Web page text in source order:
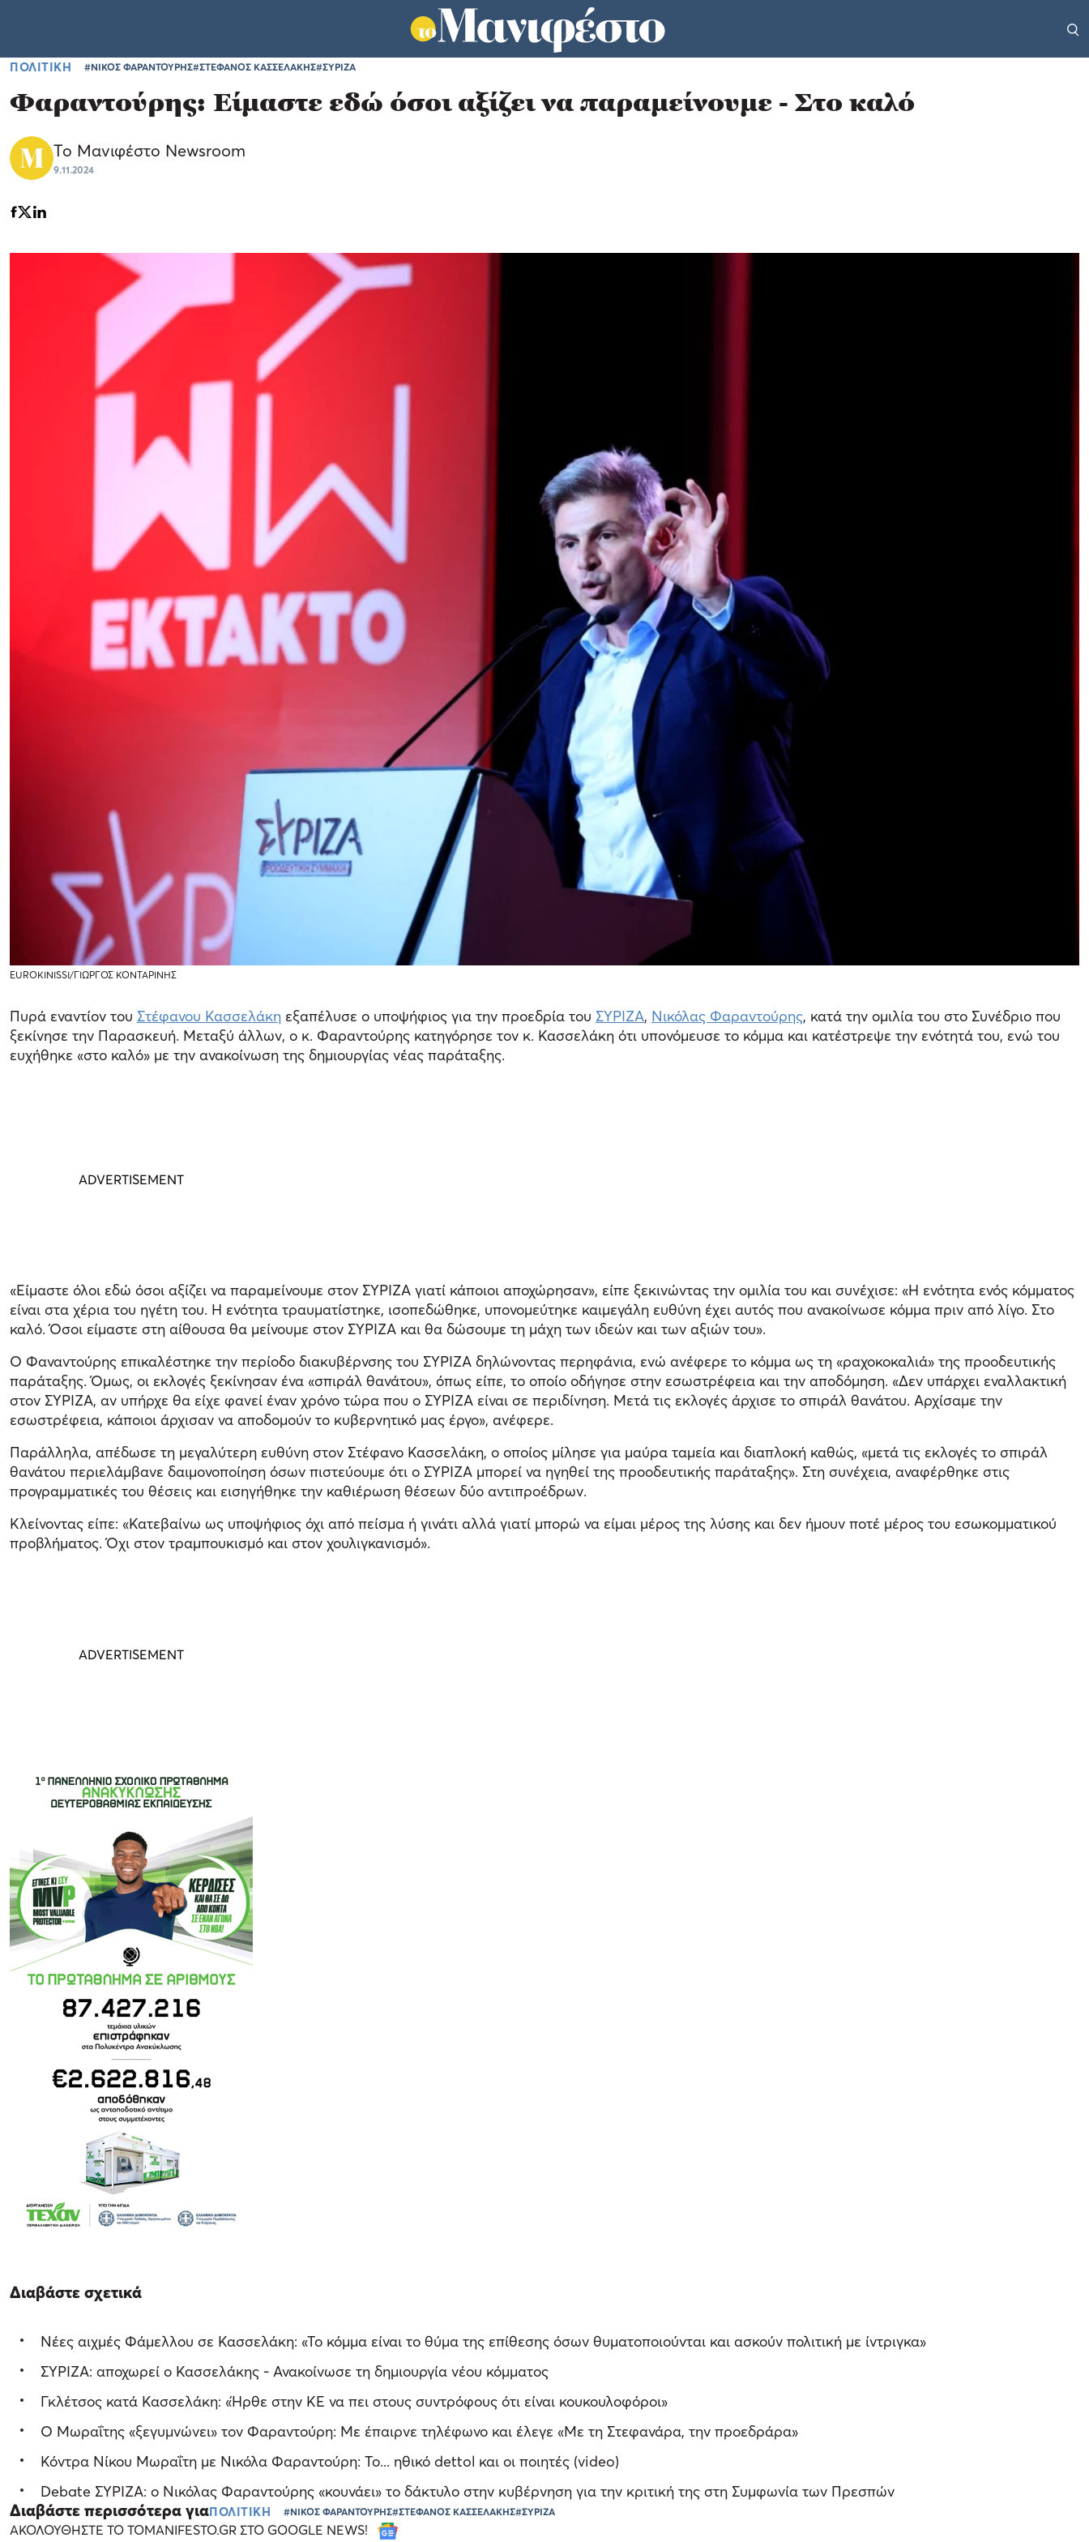
ΠΟΛΙΤΙΚΗ #ΝΙΚΟΣ ΦΑΡΑΝΤΟΥΡΗΣ#ΣΤΕΦΑΝΟΣ ΚΑΣΣΕΛΑΚΗΣ#ΣΥΡΙΖΑ
Φαραντούρης: Είμαστε εδώ όσοι αξίζει να παραμείνουμε - Στο καλό
Το Μανιφέστο Newsroom
9.11.2024
EUROKINISSI/ΓΙΩΡΓΟΣ ΚΟΝΤΑΡΙΝΗΣ
Πυρά εναντίον του Στέφανου Κασσελάκη εξαπέλυσε ο υποψήφιος για την προεδρία του ΣΥΡΙΖΑ, Νικόλας Φαραντούρης, κατά την ομιλία του στο Συνέδριο που
ξεκίνησε την Παρασκευή. Μεταξύ άλλων, ο κ. Φαραντούρης κατηγόρησε τον κ. Κασσελάκη ότι υπονόμευσε το κόμμα και κατέστρεψε την ενότητά του, ενώ του
ευχήθηκε «στο καλό» με την ανακοίνωση της δημιουργίας νέας παράταξης.
«Είμαστε όλοι εδώ όσοι αξίζει να παραμείνουμε στον ΣΥΡΙΖΑ γιατί κάποιοι αποχώρησαν», είπε ξεκινώντας την ομιλία του και συνέχισε: «Η ενότητα ενός κόμματος
είναι στα χέρια του ηγέτη του. Η ενότητα τραυματίστηκε, ισοπεδώθηκε, υπονομεύτηκε καιμεγάλη ευθύνη έχει αυτός που ανακοίνωσε κόμμα πριν από λίγο. Στο
καλό. Όσοι είμαστε στη αίθουσα θα μείνουμε στον ΣΥΡΙΖΑ και θα δώσουμε τη μάχη των ιδεών και των αξιών του».
Ο Φαναντούρης επικαλέστηκε την περίοδο διακυβέρνσης του ΣΥΡΙΖΑ δηλώνοντας περηφάνια, ενώ ανέφερε το κόμμα ως τη «ραχοκοκαλιά» της προοδευτικής
παράταξης. Όμως, οι εκλογές ξεκίνησαν ένα «σπιράλ θανάτου», όπως είπε, το οποίο οδήγησε στην εσωστρέφεια και την αποδόμηση. «Δεν υπάρχει εναλλακτική
στον ΣΥΡΙΖΑ, αν υπήρχε θα είχε φανεί έναν χρόνο τώρα που ο ΣΥΡΙΖΑ είναι σε περιδίνηση. Μετά τις εκλογές άρχισε το σπιράλ θανάτου. Αρχίσαμε την
εσωστρέφεια, κάποιοι άρχισαν να αποδομούν το κυβερνητικό μας έργο», ανέφερε.
Παράλληλα, απέδωσε τη μεγαλύτερη ευθύνη στον Στέφανο Κασσελάκη, ο οποίος μίλησε για μαύρα ταμεία και διαπλοκή καθώς, «μετά τις εκλογές το σπιράλ
θανάτου περιελάμβανε δαιμονοποίηση όσων πιστεύουμε ότι ο ΣΥΡΙΖΑ μπορεί να ηγηθεί της προοδευτικής παράταξης». Στη συνέχεια, αναφέρθηκε στις
προγραμματικές του θέσεις και εισηγήθηκε την καθιέρωση θέσεων δύο αντιπροέδρων.
Κλείνοντας είπε: «Κατεβαίνω ως υποψήφιος όχι από πείσμα ή γινάτι αλλά γιατί μπορώ να είμαι μέρος της λύσης και δεν ήμουν ποτέ μέρος του εσωκομματικού
προβλήματος. Όχι στον τραμπουκισμό και στον χουλιγκανισμό».
Διαβάστε σχετικά
Νέες αιχμές Φάμελλου σε Κασσελάκη: «Το κόμμα είναι το θύμα της επίθεσης όσων θυματοποιούνται και ασκούν πολιτική με ίντριγκα»
ΣΥΡΙΖΑ: αποχωρεί ο Κασσελάκης - Ανακοίνωσε τη δημιουργία νέου κόμματος
Γκλέτσος κατά Κασσελάκη: «Ήρθε στην ΚΕ να πει στους συντρόφους ότι είναι κουκουλοφόροι»
Ο Μωραΐτης «ξεγυμνώνει» τον Φαραντούρη: Με έπαιρνε τηλέφωνο και έλεγε «Με τη Στεφανάρα, την προεδράρα»
Κόντρα Νίκου Μωραΐτη με Νικόλα Φαραντούρη: Το... ηθικό dettol και οι ποιητές (video)
Debate ΣΥΡΙΖΑ: ο Νικόλας Φαραντούρης «κουνάει» το δάκτυλο στην κυβέρνηση για την κριτική της στη Συμφωνία των Πρεσπών
Διαβάστε περισσότερα γιαΠΟΛΙΤΙΚΗ #ΝΙΚΟΣ ΦΑΡΑΝΤΟΥΡΗΣ#ΣΤΕΦΑΝΟΣ ΚΑΣΣΕΛΑΚΗΣ#ΣΥΡΙΖΑ
ΑΚΟΛΟΥΘΗΣΤΕ ΤΟ TOMANIFESTO.GR ΣΤΟ GOOGLE NEWS!